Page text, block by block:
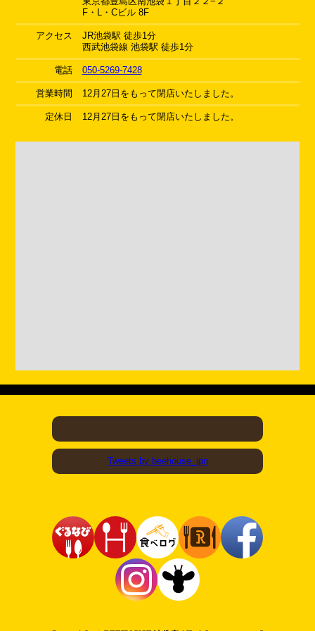
F・L・Cビル 8F
アクセス
JR池袋駅 徒歩1分
西武池袋線 池袋駅 徒歩1分
電話 050-5269-7428
営業時間 12月27日をもって閉店いたしました。
定休日 12月27日をもって閉店いたしました。
Tweets by beehouse_jpn